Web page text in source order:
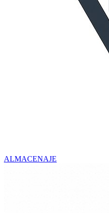
ALMACENAJE